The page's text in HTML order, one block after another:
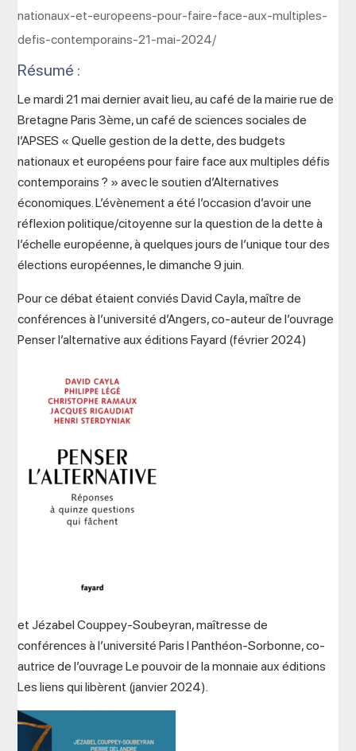
nationaux-et-europeens-pour-faire-face-aux-multiples-
defis-contemporains-21-mai-2024/
Résumé :
Le mardi 21 mai dernier avait lieu, au café de la mairie rue de
Bretagne Paris 3ème, un café de sciences sociales de
l’APSES « Quelle gestion de la dette, des budgets
nationaux et européens pour faire face aux multiples défis
contemporains ? » avec le soutien d’Alternatives
économiques. L’évènement a été l’occasion d’avoir une
réflexion politique/citoyenne sur la question de la dette à
l’échelle européenne, à quelques jours de l’unique tour des
élections européennes, le dimanche 9 juin.
Pour ce débat étaient conviés David Cayla, maître de
conférences à l’université d’Angers, co-auteur de l’ouvrage
Penser l’alternative aux éditions Fayard (février 2024)
et Jézabel Couppey-Soubeyran, maîtresse de
conférences à l’université Paris I Panthéon-Sorbonne, co-
autrice de l’ouvrage Le pouvoir de la monnaie aux éditions
Les liens qui libèrent (janvier 2024).